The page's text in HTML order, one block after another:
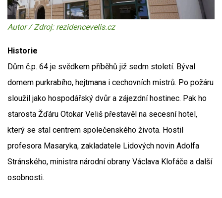
Autor / Zdroj: rezidencevelis.cz
Historie
Dům č.p. 64 je svědkem příběhů již sedm století. Býval
domem purkrabího, hejtmana i cechovních mistrů. Po požáru
sloužil jako hospodářský dvůr a zájezdní hostinec. Pak ho
starosta Žďáru Otokar Veliš přestavěl na secesní hotel,
který se stal centrem společenského života. Hostil
profesora Masaryka, zakladatele Lidových novin Adolfa
Stránského, ministra národní obrany Václava Klofáče a další
osobnosti.